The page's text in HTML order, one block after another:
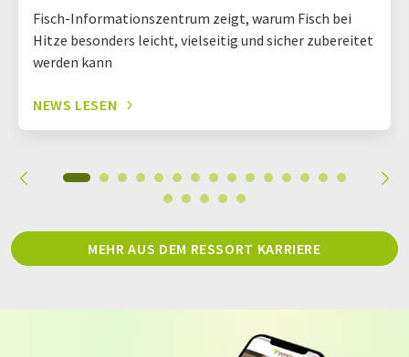
Fisch-Informationszentrum zeigt, warum Fisch bei
Hitze besonders leicht, vielseitig und sicher zubereitet
werden kann
NEWS LESEN
MEHR AUS DEM RESSORT KARRIERE